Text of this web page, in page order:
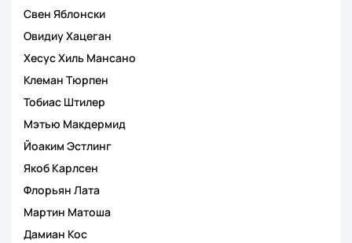
Свен Яблонски
Овидиу Хацеган
Хесус Хиль Мансано
Клеман Тюрпен
Тобиас Штилер
Мэтью Макдермид
Йоаким Эстлинг
Якоб Карлсен
Флорьян Лата
Мартин Матоша
Дамиан Кос